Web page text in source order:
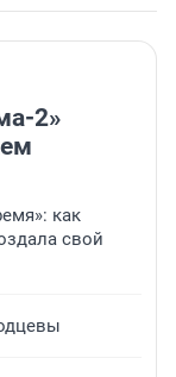
2»
как
свой